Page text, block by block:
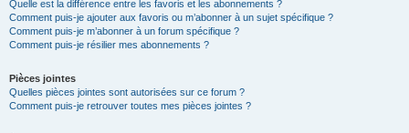
Quelle est la différence entre les favoris et les abonnements ?
Comment puis-je ajouter aux favoris ou m’abonner à un sujet spécifique ?
Comment puis-je m’abonner à un forum spécifique ?
Comment puis-je résilier mes abonnements ?
Pièces jointes
Quelles pièces jointes sont autorisées sur ce forum ?
Comment puis-je retrouver toutes mes pièces jointes ?